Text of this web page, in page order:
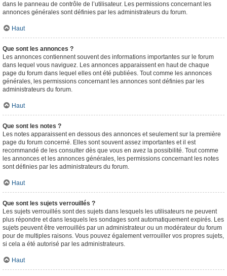
dans le panneau de contrôle de l’utilisateur. Les permissions concernant les
annonces générales sont définies par les administrateurs du forum.
Haut
Que sont les annonces ?
Les annonces contiennent souvent des informations importantes sur le forum
dans lequel vous naviguez. Les annonces apparaissent en haut de chaque
page du forum dans lequel elles ont été publiées. Tout comme les annonces
générales, les permissions concernant les annonces sont définies par les
administrateurs du forum.
Haut
Que sont les notes ?
Les notes apparaissent en dessous des annonces et seulement sur la première
page du forum concerné. Elles sont souvent assez importantes et il est
recommandé de les consulter dès que vous en avez la possibilité. Tout comme
les annonces et les annonces générales, les permissions concernant les notes
sont définies par les administrateurs du forum.
Haut
Que sont les sujets verrouillés ?
Les sujets verrouillés sont des sujets dans lesquels les utilisateurs ne peuvent
plus répondre et dans lesquels les sondages sont automatiquement expirés. Les
sujets peuvent être verrouillés par un administrateur ou un modérateur du forum
pour de multiples raisons. Vous pouvez également verrouiller vos propres sujets,
si cela a été autorisé par les administrateurs.
Haut